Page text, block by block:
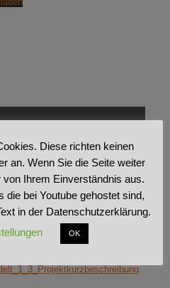
von gegenwind.frettertal.com
immer anzeigen
Diese richten keinen
an. Wenn Sie die Seite weiter
Ihrem Einverständnis aus.
die bei Youtube gehostet sind,
in der Datenschutzerklärung.
OK